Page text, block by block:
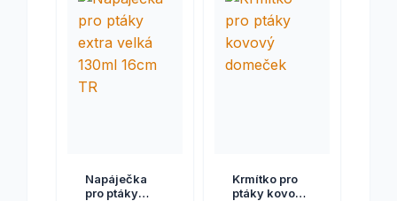
Napáječka
pro ptáky
Krmítko pro
ptáky kovový